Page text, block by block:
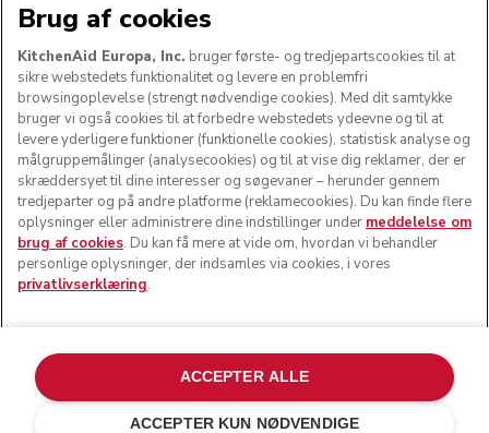
FØLG OS
KitchenAid og køkkenmaskinens design er varemærker i
USA og andre lande.
Administrer mine cookies Privatlivserklæring
Brug af cookies
KitchenAid Europa, Inc. bruger første- og tredjepartscookies til at
sikre webstedets funktionalitet og levere en problemfri
browsingoplevelse (strengt nødvendige cookies). Med dit samtykke
bruger vi også cookies til at forbedre webstedets ydeevne og til at
levere yderligere funktioner (funktionelle cookies), statistisk analyse og
målgruppemålinger (analysecookies) og til at vise dig reklamer, der er
skræddersyet til dine interesser og søgevaner – herunder gennem
tredjeparter og på andre platforme (reklamecookies). Du kan finde flere
oplysninger eller administrere dine indstillinger under meddelelse om
brug af cookies. Du kan få mere at vide om, hvordan vi behandler
personlige oplysninger, der indsamles via cookies, i vores
privatlivserklæring.
ACCEPTER KUN NØDVENDIGE
ACCEPTER ALLE